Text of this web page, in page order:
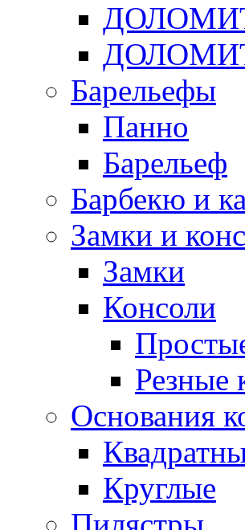
Барельефы
Панно
Барельеф
Барбекю и
Замки и
Замки
Консоли
Резные
Основания
Круглые